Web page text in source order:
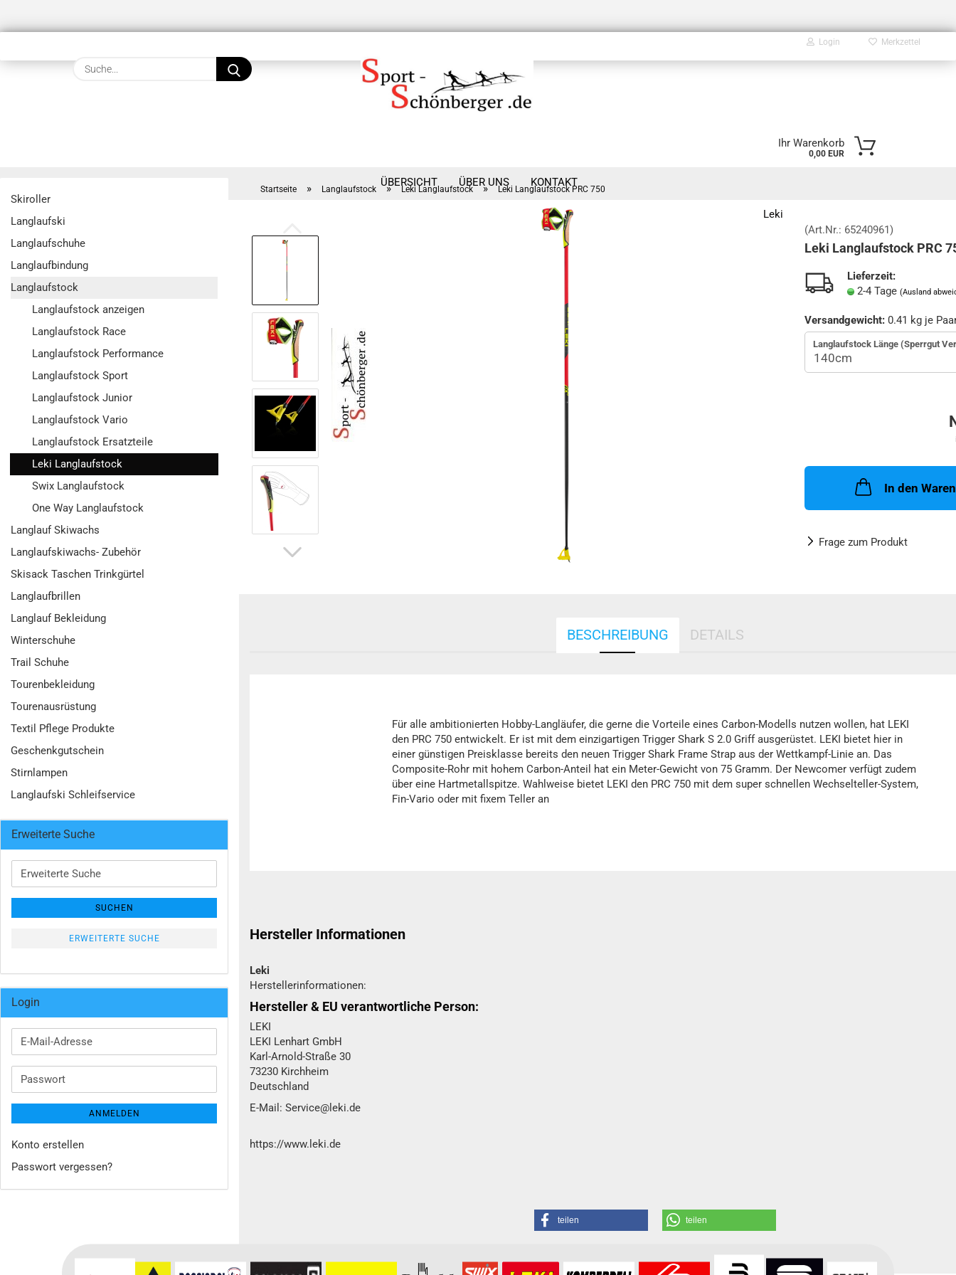
Login Merkzettel
Suche...
Ihr Warenkorb
0,00 EUR
ÜBERSICHT ÜBER UNS KONTAKT
Startseite » Langlaufstock » Leki Langlaufstock » Leki Langlaufstock PRC 750
Leki
(Art.Nr.: 65240961)
Leki Langlaufstock PRC
Lieferzeit:
2-4 Tage (Ausland
Versandgewicht: 0.41 kg je
Langlaufstock Länge (Sperrgut
In den
Frage zum Produkt
BESCHREIBUNG DETAILS
Für alle ambitionierten Hobby-Langläufer, die gerne die Vorteile eines Carbon-Modells nutzen wollen, hat LEKI
den PRC 750 entwickelt. Er ist mit dem einzigartigen Trigger Shark S 2.0 Griff ausgerüstet. LEKI bietet hier in
einer günstigen Preisklasse bereits den neuen Trigger Shark Frame Strap aus der Wettkampf-Linie an. Das
Composite-Rohr mit hohem Carbon-Anteil hat ein Meter-Gewicht von 75 Gramm. Der Newcomer verfügt zudem
über eine Hartmetallspitze. Wahlweise bietet LEKI den PRC 750 mit dem super schnellen Wechselteller-System,
Fin-Vario oder mit fixem Teller an
Hersteller Informationen
Leki
Herstellerinformationen:
Hersteller & EU verantwortliche Person:
LEKI
LEKI Lenhart GmbH
Karl-Arnold-Straße 30
73230 Kirchheim
Deutschland
E-Mail: Service@leki.de
https://www.leki.de
teilen teilen
Skiroller
Langlaufski
Langlaufschuhe
Langlaufbindung
Langlaufstock
Langlaufstock anzeigen
Langlaufstock Race
Langlaufstock Performance
Langlaufstock Sport
Langlaufstock Junior
Langlaufstock Vario
Langlaufstock Ersatzteile
Leki Langlaufstock
Swix Langlaufstock
One Way Langlaufstock
Langlauf Skiwachs
Langlaufskiwachs- Zubehör
Skisack Taschen Trinkgürtel
Langlaufbrillen
Langlauf Bekleidung
Winterschuhe
Trail Schuhe
Tourenbekleidung
Tourenausrüstung
Textil Pflege Produkte
Geschenkgutschein
Stirnlampen
Langlaufski Schleifservice
Erweiterte Suche
Erweiterte
Suche
SUCHEN
ERWEITERTE SUCHE
Login
E-
Mail-
Passwort
ANMELDEN
Konto erstellen
Passwort vergessen?